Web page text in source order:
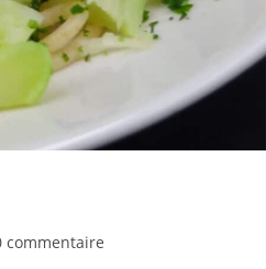
commentaire